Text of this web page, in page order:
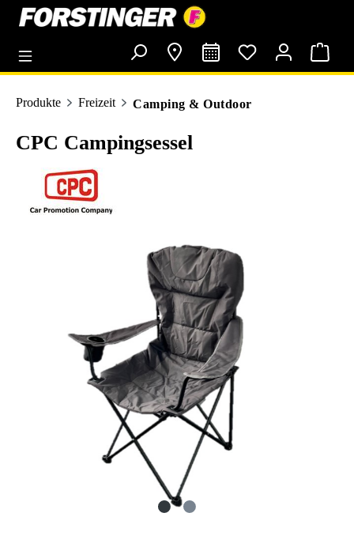
springen
Produkte Freizeit Camping & Outdoor
CPC Campingsessel